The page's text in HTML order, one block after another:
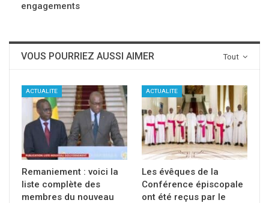
engagements
Tout
VOUS POURRIEZ AUSSI AIMER
ACTUALITE
Remaniement : voici la
liste complète des
membres du nouveau
ACTUALITE
Les évêques de la
Conférence épiscopale
ont été reçus par le